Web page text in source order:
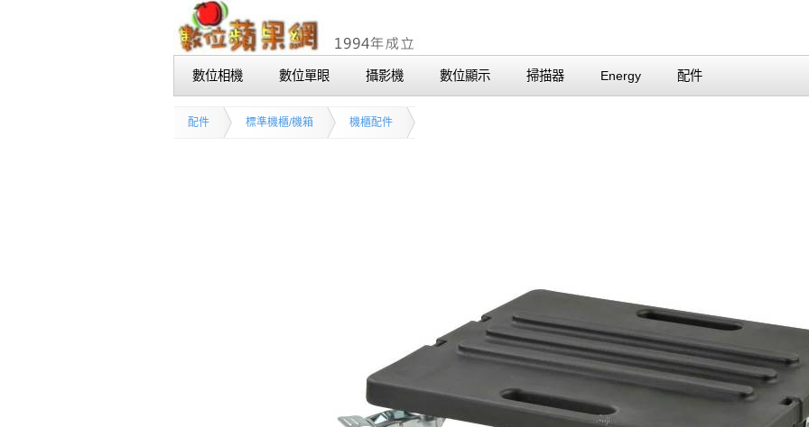
數位相機 數位單眼 攝影機 數位顯示 掃描器 Energy 配件
配件 標準機櫃/機箱 機櫃配件